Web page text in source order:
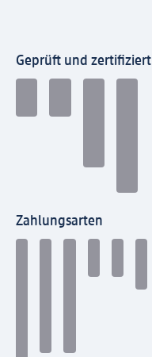
Geprüft und zertifiziert
Zahlungsarten